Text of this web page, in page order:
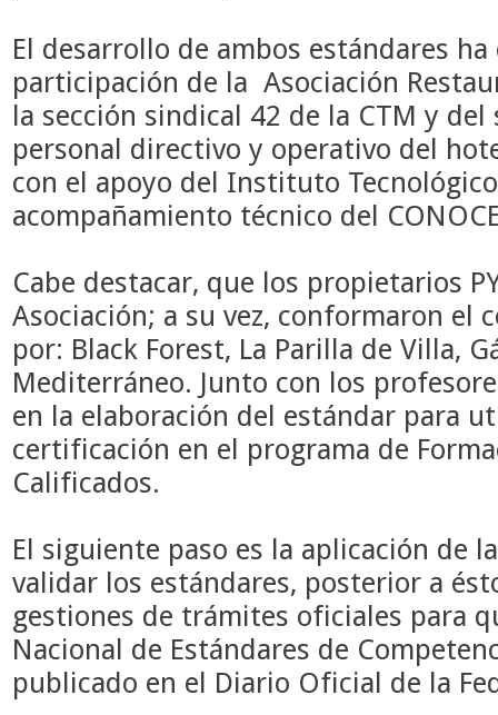
El desarrollo de ambos estándares
participación de la Asociación
la sección sindical 42 de la CTM y del
personal directivo y operativo del
con el apoyo del Instituto
acompañamiento técnico del
Cabe destacar, que los propietarios
Asociación; a su vez, conformaron el
por: Black Forest, La Parilla de Villa,
Mediterráneo. Junto con los
en la elaboración del estándar para
certificación en el programa de
Calificados.
El siguiente paso es la aplicación de
validar los estándares, posterior a
gestiones de trámites oficiales para
Nacional de Estándares de
publicado en el Diario Oficial de la